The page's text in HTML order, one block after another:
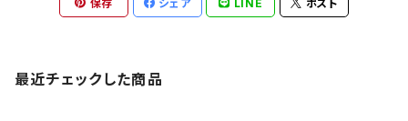
保存 シェア LINE ポスト
最近チェックした商品